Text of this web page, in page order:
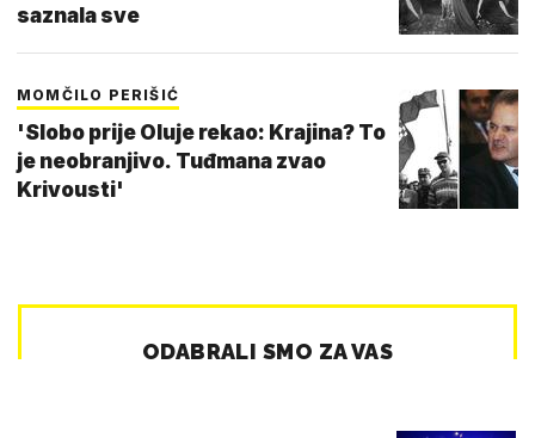
saznala sve
MOMČILO PERIŠIĆ
'Slobo prije Oluje rekao: Krajina? To
je neobranjivo. Tuđmana zvao
Krivousti'